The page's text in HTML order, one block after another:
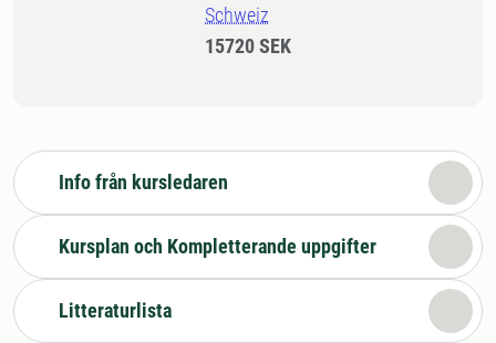
Schweiz
15720 SEK
Info från kursledaren
Kursplan och Kompletterande uppgifter
Litteraturlista